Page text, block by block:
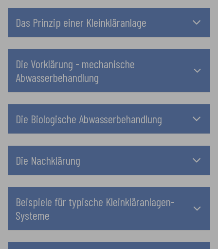
Das Prinzip einer Kleinkläranlage
Die Vorklärung - mechanische
Abwasserbehandlung
Die Biologische Abwasserbehandlung
Die Nachklärung
Beispiele für typische Kleinkläranlagen-
Systeme